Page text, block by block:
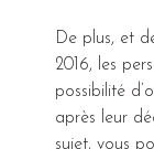
De plus, et
2016, les
possibilité
après leur
sujet, vous